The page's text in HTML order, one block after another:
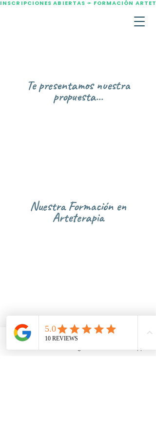
INSCRIPCIONES ABIERTAS ➛ FORMACIÓN
Te presentamos nuestra
propuesta...
Nuestra Formación en
Arteterapia
Beneficios y ámbitos de
incumbencias del Arteterapia